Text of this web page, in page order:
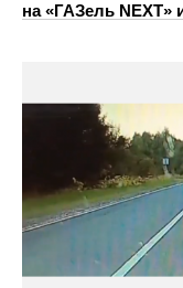
на «ГАЗель NEXT»